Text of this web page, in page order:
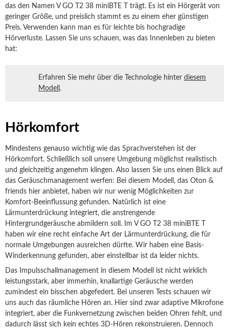
das den Namen V GO T2 38 miniBTE T trägt. Es ist ein Hörgerät von
geringer Größe, und preislich stammt es zu einem eher günstigen
Preis. Verwenden kann man es für leichte bis hochgradige
Hörverluste. Lassen Sie uns schauen, was das Innenleben zu bieten
hat:
Erfahren Sie mehr über die Technologie hinter diesem
Modell .
Hörkomfort
Mindestens genauso wichtig wie das Sprachverstehen ist der
Hörkomfort. Schließlich soll unsere Umgebung möglichst realistisch
und gleichzeitig angenehm klingen. Also lassen Sie uns einen Blick auf
das Geräuschmanagement werfen: Bei diesem Modell, das Oton &
friends hier anbietet, haben wir nur wenig Möglichkeiten zur
Komfort-Beeinflussung gefunden. Natürlich ist eine
Lärmunterdrückung integriert, die anstrengende
Hintergrundgeräusche abmildern soll. Im V GO T2 38 miniBTE T
haben wir eine recht einfache Art der Lärmunterdrückung, die für
normale Umgebungen ausreichen dürfte. Wir haben eine Basis-
Winderkennung gefunden, aber einstellbar ist da leider nichts.
Das Impulsschallmanagement in diesem Modell ist nicht wirklich
leistungsstark, aber immerhin, knallartige Geräusche werden
zumindest ein bisschen abgefedert. Bei unseren Tests schauen wir
uns auch das räumliche Hören an. Hier sind zwar adaptive Mikrofone
integriert, aber die Funkvernetzung zwischen beiden Ohren fehlt, und
dadurch lässt sich kein echtes 3D-Hören rekonstruieren. Dennoch